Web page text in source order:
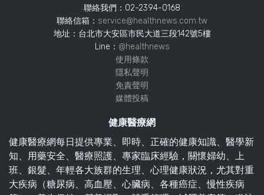
聯絡我們：02-2394-0168
聯絡信箱： service@healthnews.com.tw
地址：台北市大安區市民大道三段142號5樓
Line： @healthnews
使用條款
隱私聲明
免責聲明
媒體投稿
健康醫療網
健康醫療網每日提供專業、即時、正確的健康知識、醫學新
知、用藥安全、醫療照護、專家臨床經驗，關懷婦幼、上
班、銀髮、年輕各大族群的生理、心理健康狀況，尤其對重
大疾病（糖尿病、高血壓、心臟病、各種癌症、慢性疾病